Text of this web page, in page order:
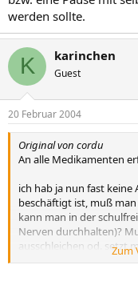
werden sollte.
K karinchen
Guest
20 Februar 2004
Original von cordu
An alle Medikamenten
ich hab ja nun fast keine
beschäftigt ist, muß
kann man in der
Nerven durchhalten)?
ausschleichen od. setzt
wieder die Tbl. ? Oder
Zum